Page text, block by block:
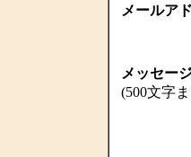
メールア
メッセー
(500文字